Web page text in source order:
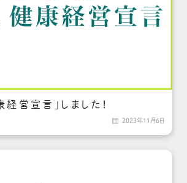
経営宣言」しました！
 2023年11月6日